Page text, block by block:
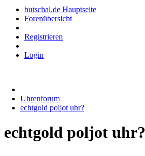
butschal.de Hauptseite
Forenübersicht
Registrieren
Login
Uhrenforum
echtgold poljot uhr?
echtgold poljot uhr?